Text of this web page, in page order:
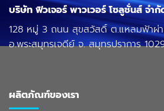
บริษัท ฟิวเจอร์ พาวเวอร์ โซลูชั่นส์ จำกั
128 หมู่ 3 ถนน สุขสวัสดิ์ ต.แหลมฟ้าผ่า
อ.พระสมุทรเจดีย์ จ. สมุทรปราการ
ผลิตภัณฑ์ของเรา